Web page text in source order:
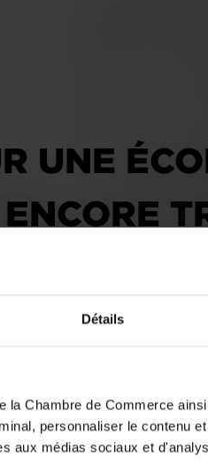
Détails
la Chambre de Commerce
personnaliser le contenu
aux médias sociaux et
UNE
Au premier semestre
rebond après une longue
de commerce, mais les